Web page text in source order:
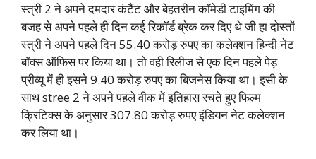
स्त्री 2 ने अपने दमदार कंटैंट और बेहतरीन कॉमेडी टाइमिंग की
बजह से अपने पहले ही दिन कई रिकॉर्ड ब्रेक कर दिए थे जी हा दोस्तों
स्त्री ने अपने पहले दिन 55.40 करोड़ रुपए का कलेक्शन हिन्दी नेट
बॉक्स ऑफिस पर किया था। तो वही रिलीज से एक दिन पहले पेड़
प्रीव्यू में ही इसने 9.40 करोड़ रुपए का बिजनेस किया था। इसी के
साथ stree 2 ने अपने पहले वीक में इतिहास रचते हुए फिल्म
क्रिटिक्स के अनुसार 307.80 करोड़ रुपए इंडियन नेट कलेक्शन
कर लिया था।